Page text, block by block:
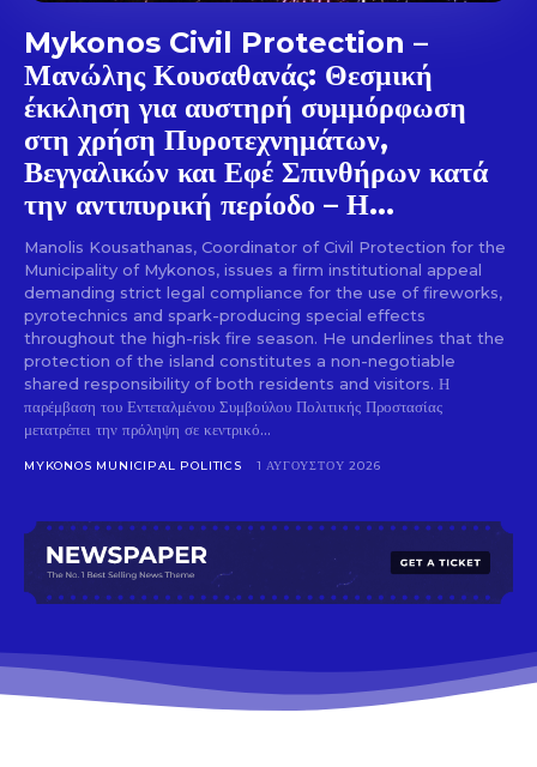
Mykonos Civil Protection –
Μανώλης Κουσαθανάς: Θεσμική
έκκληση για αυστηρή συμμόρφωση
στη χρήση Πυροτεχνημάτων,
Βεγγαλικών και Εφέ Σπινθήρων κατά
την αντιπυρική περίοδο – Η...
Manolis Kousathanas, Coordinator of Civil Protection for the
Municipality of Mykonos, issues a firm institutional appeal
demanding strict legal compliance for the use of fireworks,
pyrotechnics and spark-producing special effects
throughout the high-risk fire season. He underlines that the
protection of the island constitutes a non-negotiable
shared responsibility of both residents and visitors. Η
παρέμβαση του Εντεταλμένου Συμβούλου Πολιτικής Προστασίας
μετατρέπει την πρόληψη σε κεντρικό...
MYKONOS MUNICIPAL POLITICS 1 ΑΥΓΟΎΣΤΟΥ 2026